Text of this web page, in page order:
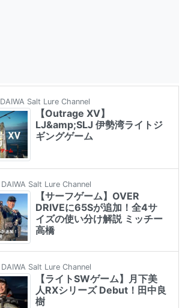
DAIWA Salt Lure Channel
【Outrage XV】
LJ&amp;SLJ 伊勢湾ライトジ
ギングゲーム
DAIWA Salt Lure Channel
【サーフゲーム】OVER
DRIVEに65Sが追加！全4サ
イズの使い分け解説 ミッチー
高橋
DAIWA Salt Lure Channel
【ライトSWゲーム】月下美
人RXシリーズ Debut！田中良
樹